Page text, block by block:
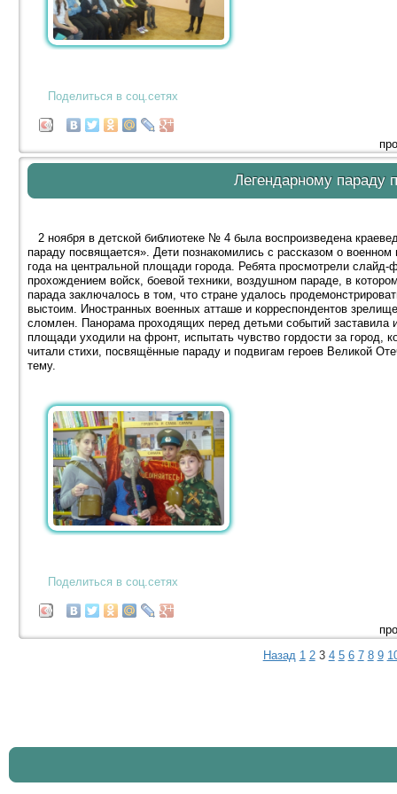
Поделиться в соц.сетях
Легендарному параду
2 ноября в детской библиотеке № 4 была воспроизведена
параду посвящается». Дети познакомились с рассказом о
года на центральной площади города. Ребята просмотрели
прохождением войск, боевой техники, воздушном параде, в
парада заключалось в том, что стране удалось
выстоим. Иностранных военных атташе и корреспондентов
сломлен. Панорама проходящих перед детьми событий заставила
площади уходили на фронт, испытать чувство гордости за город,
читали стихи, посвящённые параду и подвигам героев Великой
тему.
Поделиться в соц.сетях
Назад 1 2 3 4 5 6 7 8 9